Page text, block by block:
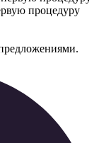
процедуру